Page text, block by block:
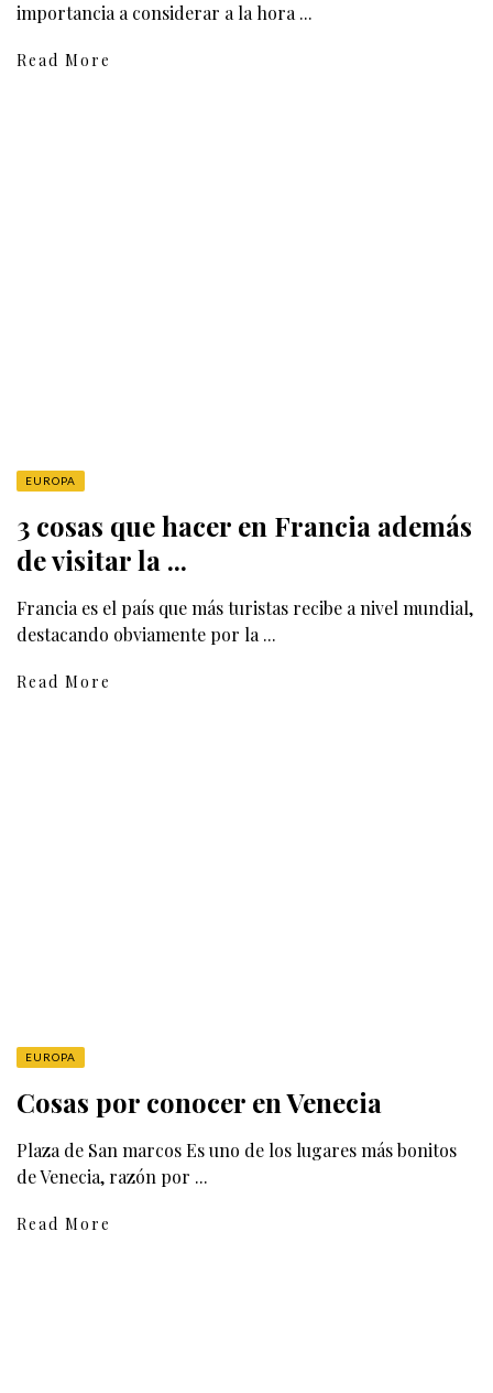
importancia a considerar a la hora ...
Read More
EUROPA
3 cosas que hacer en Francia además
de visitar la ...
Francia es el país que más turistas recibe a nivel mundial,
destacando obviamente por la ...
Read More
EUROPA
Cosas por conocer en Venecia
Plaza de San marcos Es uno de los lugares más bonitos
de Venecia, razón por ...
Read More